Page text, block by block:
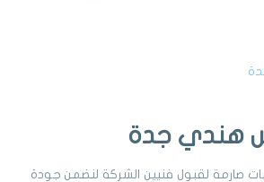
هندي جدة
صارمة لقبول فنيين الشركة لنضمن جودة